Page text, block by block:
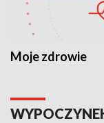
Moje zdrowie